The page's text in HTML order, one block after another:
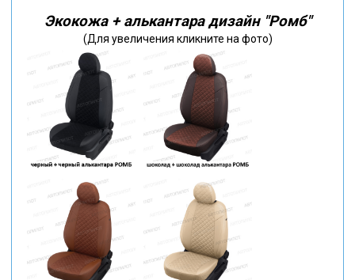
Экокожа + алькантара дизайн "Ромб"
(Для увеличения кликните на фото)